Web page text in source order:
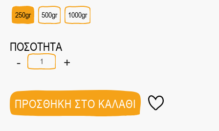
250gr 500gr 1000gr
ΠΟΣΟΤΗΤΑ
-
Καλαμποκάλευρο
(Κόρν
ποσότητα
+
ΠΡΟΣΘΗΚΗ ΣΤΟ ΚΑΛΑΘΙ